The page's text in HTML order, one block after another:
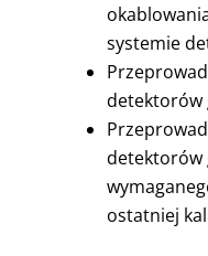
systemie
detektorów
detektorów
ostatniej